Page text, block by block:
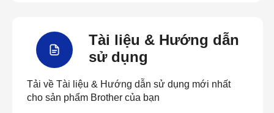
Tài liệu & Hướng dẫn
sử dụng
Tải về Tài liệu & Hướng dẫn sử dụng mới nhất
cho sản phẩm Brother của bạn